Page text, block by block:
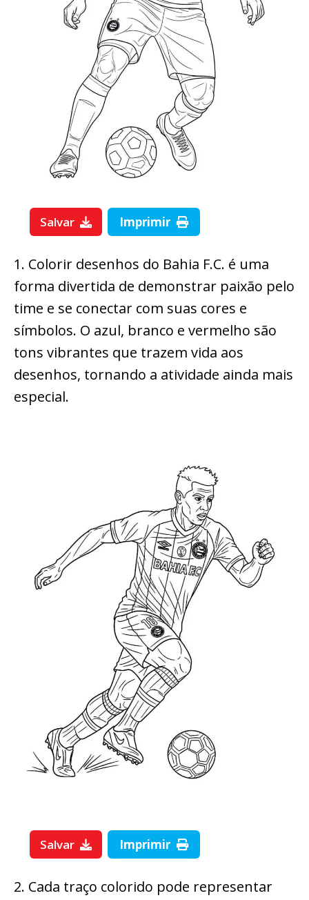
Salvar Imprimir
1. Colorir desenhos do Bahia F.C. é uma
forma divertida de demonstrar paixão pelo
time e se conectar com suas cores e
símbolos. O azul, branco e vermelho são
tons vibrantes que trazem vida aos
desenhos, tornando a atividade ainda mais
especial.
Salvar Imprimir
2. Cada traço colorido pode representar